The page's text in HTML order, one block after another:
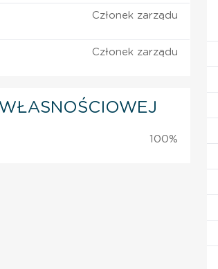
Członek zarządu
Członek zarządu
100%